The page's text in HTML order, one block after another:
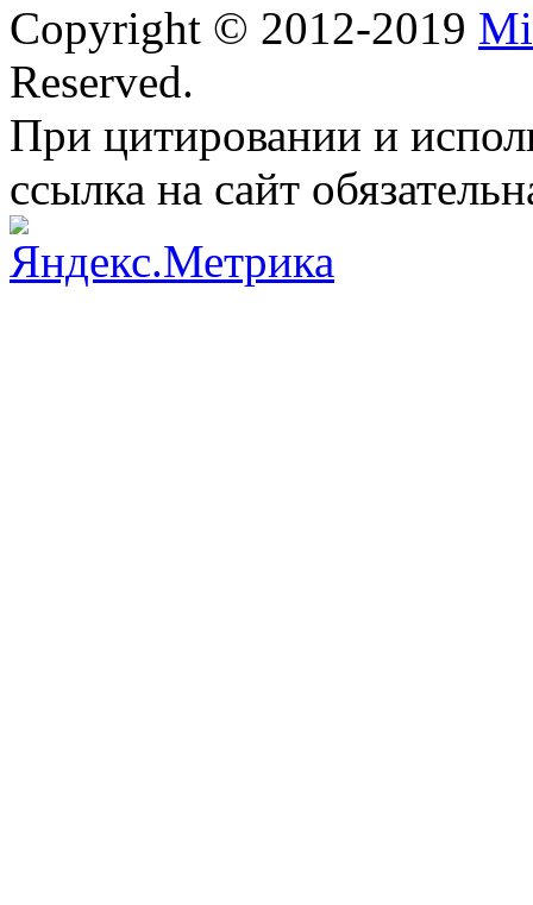
Copyright © 2012-2019
Reserved.
При цитировании и
ссылка на сайт